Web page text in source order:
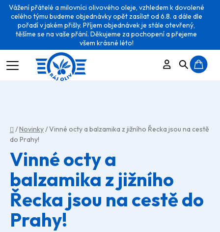
Vážení přátelé a milovníci olivového oleje, vzhledem k dovolené
celého týmu budeme objednávky opět zasílat od 6.8. a dále dle
pořadí v jakém přišly. Příjem objednávek je stále otevřený,
těšíme se na vaše přání. Děkujeme za pochopení a přejeme
všem krásné léto!
Přihlášení
Hledat
Domů
/Novinky/Vinné octy a balzamika z jižního Řecka jsou na cestě
do Prahy!
Vinné octy a
balzamika z jižního
Řecka jsou na cestě do
Prahy!